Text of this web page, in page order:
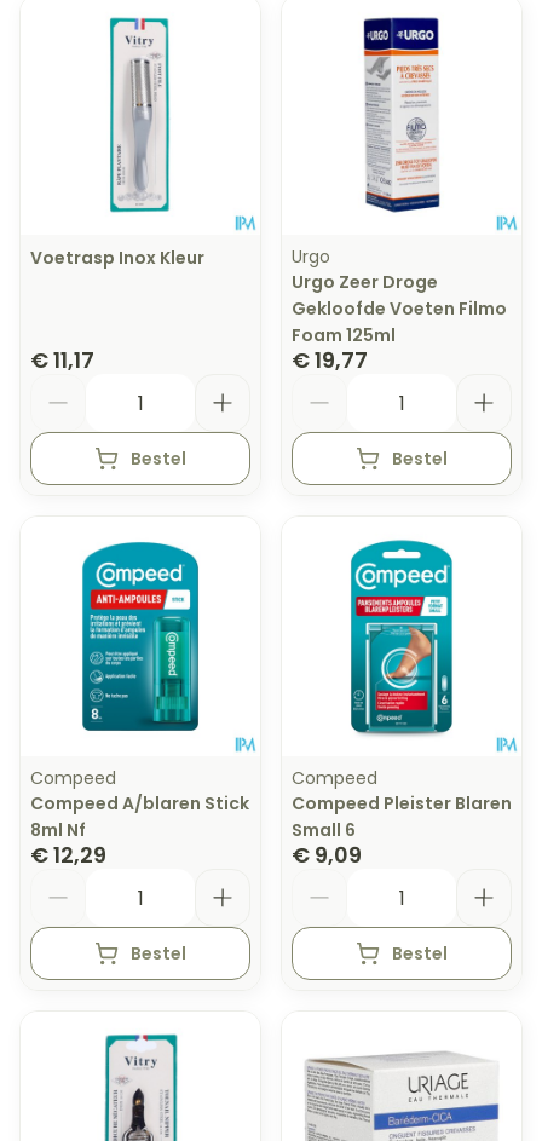
Voetrasp Inox Kleur
€ 11,17
Bestel
Urgo
Urgo Zeer Droge
Gekloofde Voeten Filmo
Foam 125ml
€ 19,77
Bestel
Compeed
Compeed A/blaren Stick
8ml Nf
€ 12,29
Bestel
Compeed
Compeed Pleister Blaren
Small 6
€ 9,09
Bestel